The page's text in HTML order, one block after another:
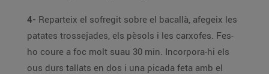
4- Reparteix el sofregit sobre el bacallà, afegeix les
patates trossejades, els pèsols i les carxofes. Fes-
ho coure a foc molt suau 30 min. Incorpora-hi els
ous durs tallats en dos i una picada feta amb el